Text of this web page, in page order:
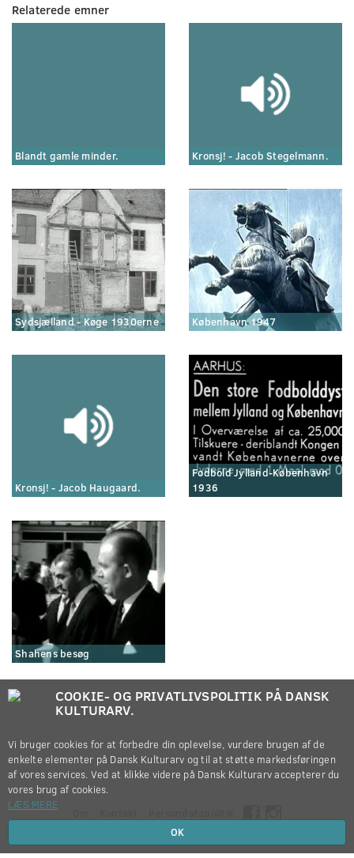
Relaterede emner
Blandt gamle minder. Kronsj! - Jacob Stegelmann.
Sydsjælland - Køge 1930erne København 1947
Kronsj! - Jacob Haugaard.
Fodbold Jylland-København
1936
Shahens besøg
Copyright © 2012-2026
COOKIE- OG PRIVATLIVSPOLITIK PÅ DANSK
KULTURARV.
Vi bruger cookies for at forbedre din oplevelse, vurdere brugen af de
enkelte elementer på Dansk Kulturarv og til at støtte markedsføringen
af vores services. Ved at klikke videre på Dansk Kulturarv accepterer du
vores brug af cookies.
LÆS MERE
OK